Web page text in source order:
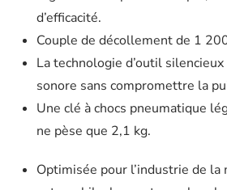
d’efficacité.
Couple de décollement de 1
La technologie d’outil
sonore sans compromettre la
Une clé à chocs pneumatique
ne pèse que 2,1 kg.
Optimisée pour l’industrie de la